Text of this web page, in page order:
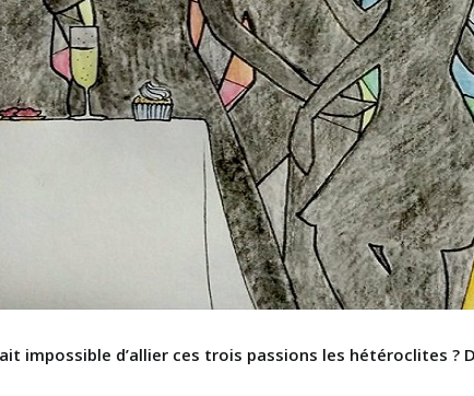
impossible d’allier ces trois passions les hétéroclites ?